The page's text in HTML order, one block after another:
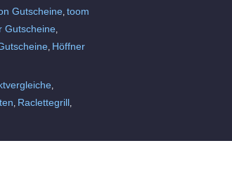
Gutscheine toom
Gutscheine
Höffner
Raclettegrill